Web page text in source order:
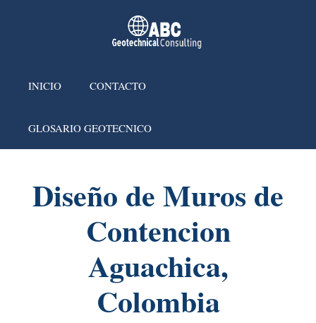
INICIO CONTACTO
GLOSARIO GEOTECNICO
Diseño de Muros de
Contencion
Aguachica,
Colombia